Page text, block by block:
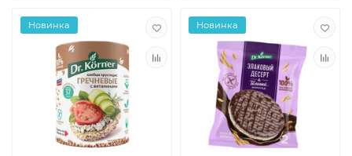
Новинка Новинка